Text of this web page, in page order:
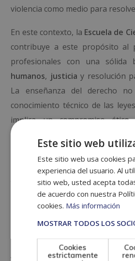
violencia como medio para
En este contexto, la Escuela de
contribuye a este propósito al
profesionales con una sólida
humanos, justicia y resolución
La enseñanza del derecho
conocimiento técnico de las
implica un compromiso
construcción de un futuro más
Género
Relación
Este sitio web
Este sitio web usa cookies
experiencia del usuario. Al
sitio web, usted acepta
de acuerdo con nuestra
cookies. Más información
MOSTRAR TODOS LOS
Cookies
estrictamente